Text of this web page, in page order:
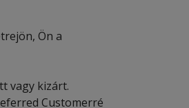
Ön a
vagy kizárt.
Customerré